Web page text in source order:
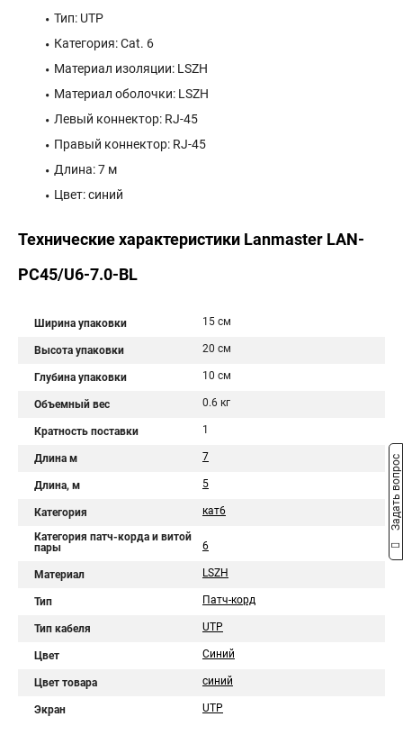
Тип: UTP
Категория: Cat. 6
Материал изоляции: LSZH
Материал оболочки: LSZH
Левый коннектор: RJ-45
Правый коннектор: RJ-45
Длина: 7 м
Цвет: синий
Технические характеристики Lanmaster LAN-
PC45/U6-7.0-BL
Ширина упаковки 15 см
Высота упаковки 20 см
Глубина упаковки 10 см
Объемный вес 0.6 кг
Кратность поставки 1
Длина м 7
Длина, м 5
Категория кат6
Категория патч-корда и витой
пары
6
Материал LSZH
Тип Патч-корд
Тип кабеля UTP
Цвет Синий
Цвет товара синий
Экран UTP
Задать вопрос